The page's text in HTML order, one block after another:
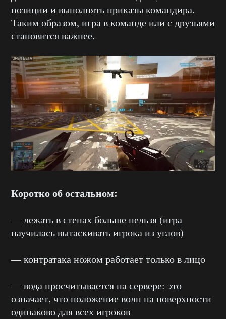
позиции и выполнять приказы командира.
Таким образом, игра в команде или с друзьями
становится важнее.
Коротко об остальном:
— лежать в стенах больше нельзя (игра
научилась вытаскивать игрока из углов)
— контратака ножом работает только в лицо
— вода просчитывается на сервере: это
означает, что положение волн на поверхности
одинаково для всех игроков